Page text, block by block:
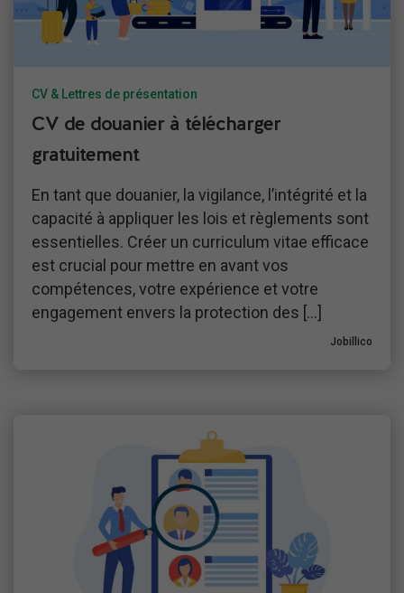
CV & Lettres de présentation
CV de douanier à télécharger
gratuitement
En tant que douanier, la vigilance, l’intégrité et la
capacité à appliquer les lois et règlements sont
essentielles. Créer un curriculum vitae efficace
est crucial pour mettre en avant vos
compétences, votre expérience et votre
engagement envers la protection des […]
Jobillico